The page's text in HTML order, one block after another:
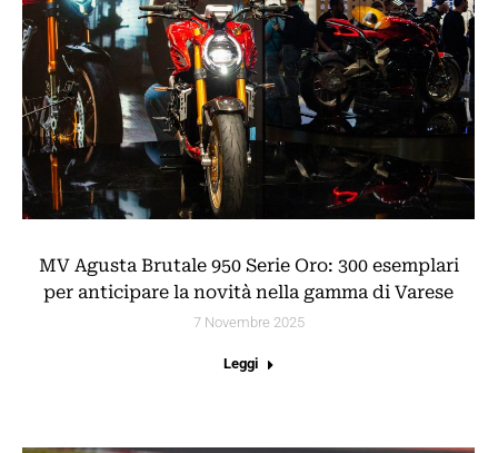
MV Agusta Brutale 950 Serie Oro: 300 esemplari
per anticipare la novità nella gamma di Varese
7 Novembre 2025
Leggi